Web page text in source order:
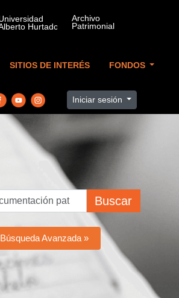
SITIOS DE INTERÉS FONDOS
Iniciar sesión
Buscar
Búsqueda Avanzada »